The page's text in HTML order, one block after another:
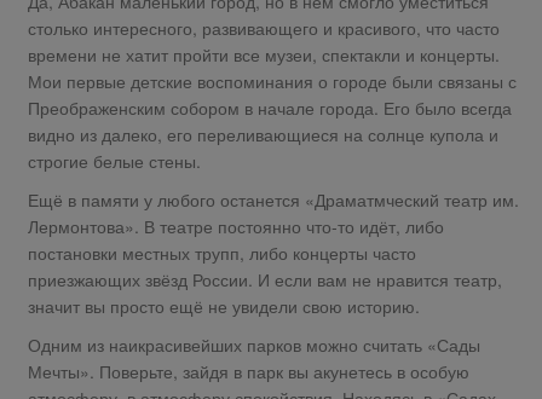
столько интересного, развивающего и красивого, что часто
времени не хатит пройти все музеи, спектакли и концерты.
Мои первые детские воспоминания о городе были связаны с
Преображенским собором в начале города. Его было всегда
видно из далеко, его переливающиеся на солнце купола и
строгие белые стены.
Ещё в памяти у любого останется «Драматмческий театр им.
Лермонтова». В театре постоянно что-то идёт, либо
постановки местных трупп, либо концерты часто
приезжающих звёзд России. И если вам не нравится театр,
значит вы просто ещё не увидели свою историю.
Одним из наикрасивейших парков можно считать «Сады
Мечты». Поверьте, зайдя в парк вы акунетесь в особую